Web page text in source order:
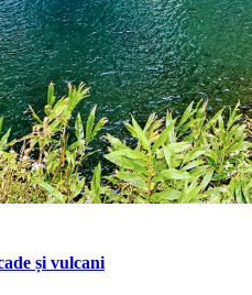
și vulcani